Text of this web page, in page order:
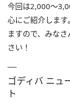
今回は2,000～
心にご紹介しま
ますので、みな
さい！
ゴディバ ニュ
ト